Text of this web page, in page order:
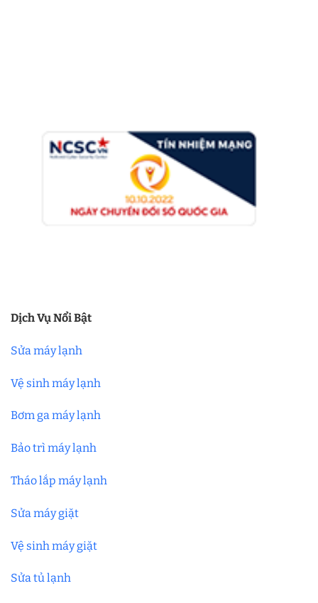
Dịch Vụ Nổi Bật
Sửa máy lạnh
Vệ sinh máy lạnh
Bơm ga máy lạnh
Bảo trì máy lạnh
Tháo lắp máy lạnh
Sửa máy giặt
Vệ sinh máy giặt
Sửa tủ lạnh